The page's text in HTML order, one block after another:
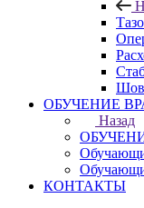
ОБУЧЕНИЕ
Назад
КОНТАКТЫ